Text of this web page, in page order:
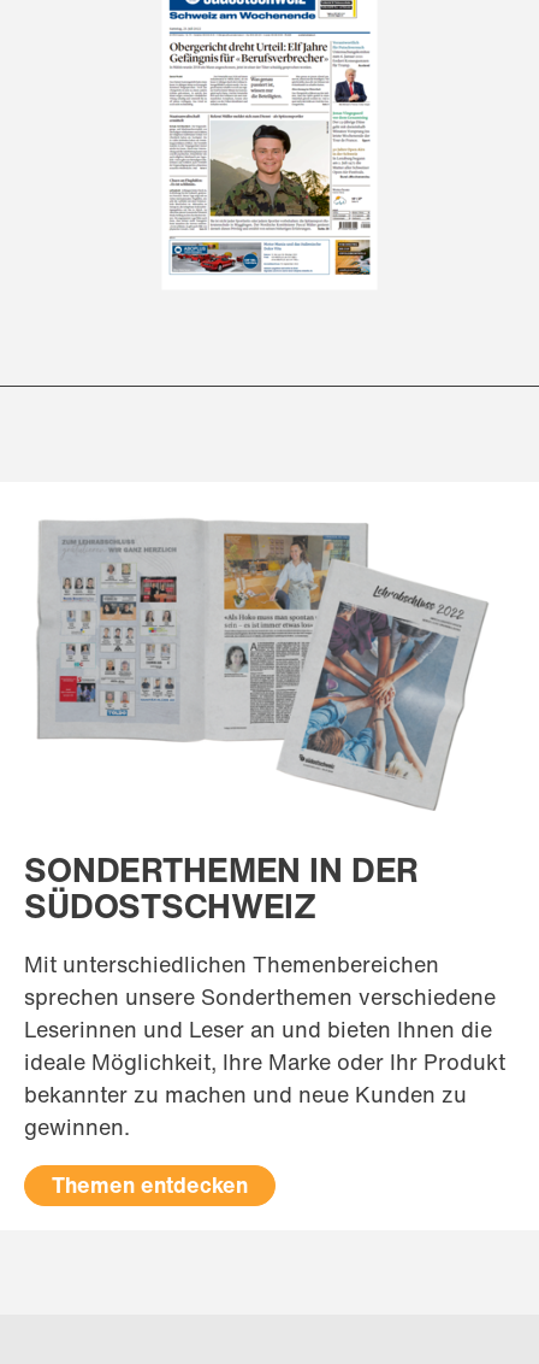
SONDERTHEMEN IN DER
SÜDOSTSCHWEIZ
Mit unterschiedlichen Themenbereichen
sprechen unsere Sonderthemen verschiedene
Leserinnen und Leser an und bieten Ihnen die
ideale Möglichkeit, Ihre Marke oder Ihr Produkt
bekannter zu machen und neue Kunden zu
gewinnen.
Themen entdecken